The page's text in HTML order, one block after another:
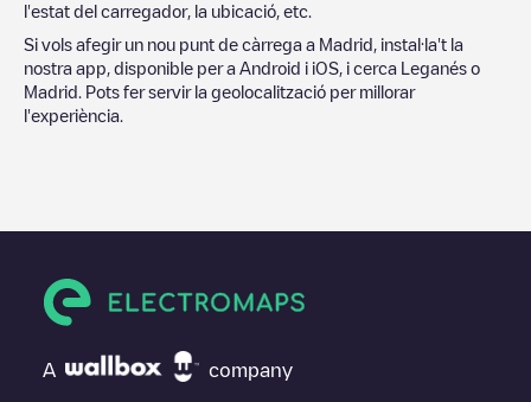
l'estat del carregador, la ubicació, etc.
Si vols afegir un nou punt de càrrega a Madrid , instal·la't la
nostra app, disponible per a Android i iOS, i cerca Leganés o
Madrid . Pots fer servir la geolocalització per millorar
l'experiència.
A company